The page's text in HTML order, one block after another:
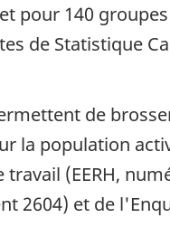
pour 140
de Statistique
de
la population
(EERH,
2604) et de